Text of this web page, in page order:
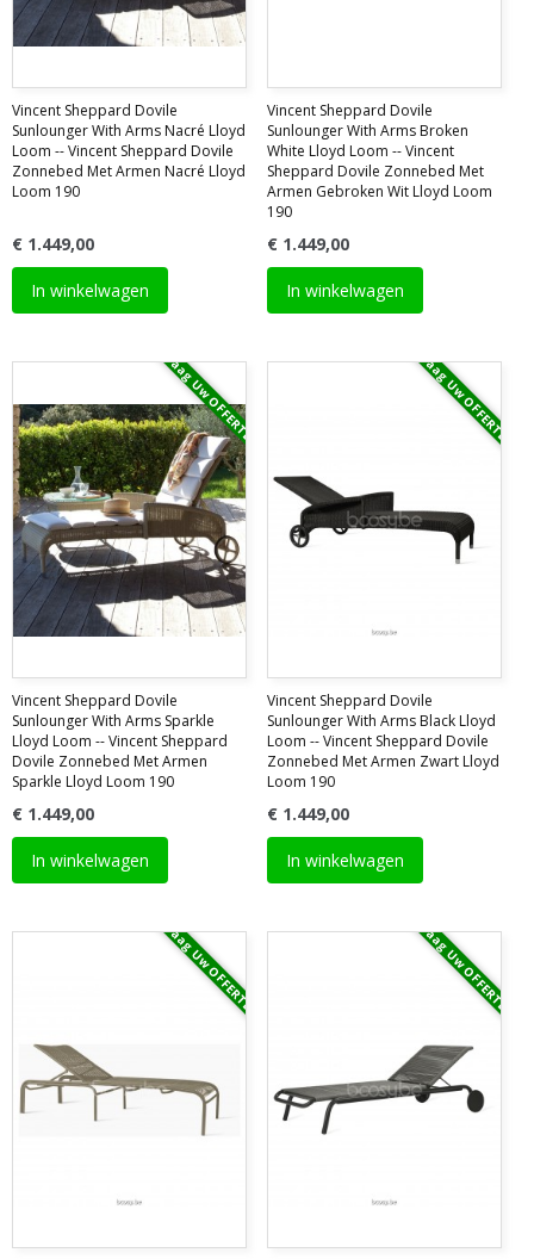
Vincent Sheppard Dovile
Sunlounger With Arms Nacré Lloyd
Loom -- Vincent Sheppard Dovile
Zonnebed Met Armen Nacré Lloyd
Loom 190
€ 1.449,00
In winkelwagen
Vincent Sheppard Dovile
Sunlounger With Arms Broken
White Lloyd Loom -- Vincent
Sheppard Dovile Zonnebed Met
Armen Gebroken Wit Lloyd Loom
190
€ 1.449,00
In winkelwagen
Vraag Uw OFFERTE
Vincent Sheppard Dovile
Sunlounger With Arms Sparkle
Lloyd Loom -- Vincent Sheppard
Dovile Zonnebed Met Armen
Sparkle Lloyd Loom 190
€ 1.449,00
In winkelwagen
Vraag Uw OFFERTE
Vincent Sheppard Dovile
Sunlounger With Arms Black Lloyd
Loom -- Vincent Sheppard Dovile
Zonnebed Met Armen Zwart Lloyd
Loom 190
€ 1.449,00
In winkelwagen
Vraag Uw OFFERTE Vraag Uw OFFERTE